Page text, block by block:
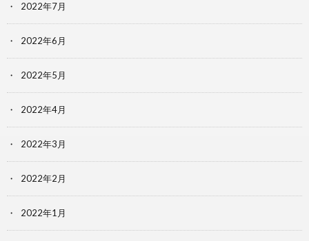
2022年7月
2022年6月
2022年5月
2022年4月
2022年3月
2022年2月
2022年1月